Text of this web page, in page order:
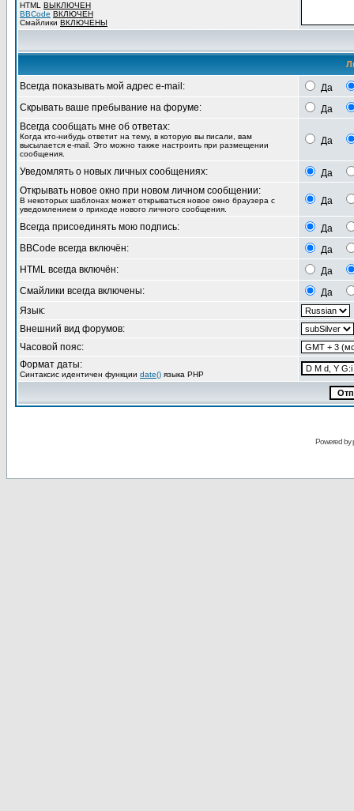
HTML ВЫКЛЮЧЕН
BBCode ВКЛЮЧЕН
Смайлики ВКЛЮЧЕНЫ
Всегда показывать мой адрес e-mail:
Да
Скрывать ваше пребывание на форуме:
Да
Всегда сообщать мне об ответах:
Когда кто-нибудь ответит на тему, в которую вы писали, вам
высылается e-mail. Это можно также настроить при размещении
сообщения.
Да
Уведомлять о новых личных сообщениях:
Да
Открывать новое окно при новом личном сообщении:
В некоторых шаблонах может открываться новое окно браузера с
уведомлением о приходе нового личного сообщения.
Да
Всегда присоединять мою подпись:
Да
BBCode всегда включён:
Да
HTML всегда включён:
Да
Смайлики всегда включены:
Да
Язык:
Внешний вид форумов:
Часовой пояс:
Формат даты:
Синтаксис идентичен функции date() языка PHP
Powered by